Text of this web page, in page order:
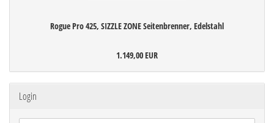
Rogue Pro 425, SIZZLE ZONE Seitenbrenner, Edelstahl
1.149,00 EUR
Login